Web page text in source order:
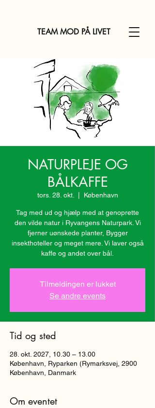
TEAM MOD PÅ LIVET
NATURPLEJE OG
BÅLKAFFE
tors. 28. okt. København
Tag med ud og hjælp med at genoprette
den vilde natur i Ryvangens Naturpark. Vi
fjerner uønskede planter, Bygger
insekthoteller og meget mere. Vi laver også
kaffe og andet over bål.
Tilmeldingen er lukket
Se andre events
Tid og sted
28. okt. 2027, 10.30 – 13.00
København, Ryparken (Rymarksvej, 2900
København, Danmark
Om eventet